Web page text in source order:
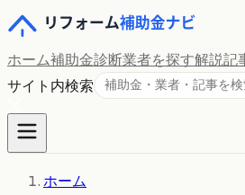
ホーム補助金診断業者を探す解説記
サイト内検索
ホーム